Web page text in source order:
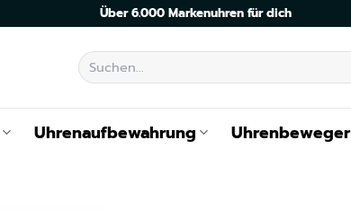
Über 6.000 Markenuhren für dich
Suchen
nach:
Uhrenaufbewahrung Uhrenbeweger